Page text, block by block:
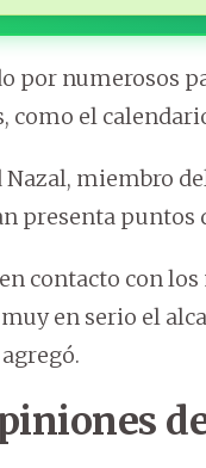
por numerosos
como el
miembro
presenta puntos
contacto con
en serio el